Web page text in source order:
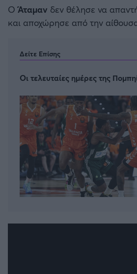
ΟΆταμαν δεν θέλησε να
και αποχώρησε από την
Δείτε Επίσης
Οι τελευταίες ημέρες της